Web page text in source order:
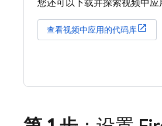
您还可以下载并探索视频中应
查看视频中应用的代码库